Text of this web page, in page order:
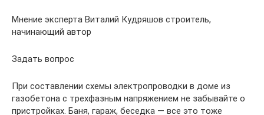
Мнение эксперта Виталий Кудряшов строитель,
начинающий автор
Задать вопрос
При составлении схемы электропроводки в доме из
газобетона с трехфазным напряжением не забывайте о
пристройках. Баня, гараж, беседка — все это тоже